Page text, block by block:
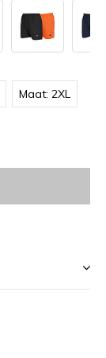
Maat: 2XL